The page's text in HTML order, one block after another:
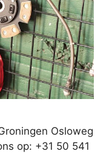
Osloweg
op: +31 50 541